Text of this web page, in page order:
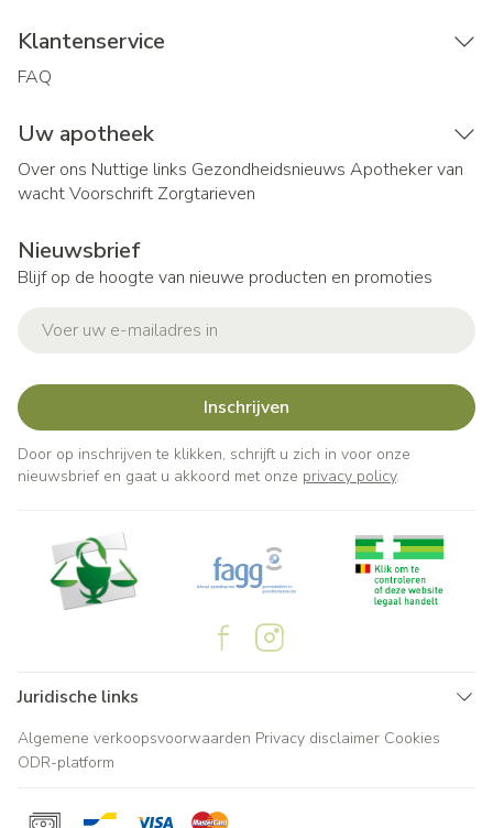
Klantenservice
FAQ
Uw apotheek
Over ons Nuttige links Gezondheidsnieuws Apotheker van
wachtVoorschrift Zorgtarieven
Nieuwsbrief
Blijf op de hoogte van nieuwe producten en promoties
Inschrijven
Door op inschrijven te klikken, schrijft u zich in voor onze
nieuwsbrief en gaat u akkoord met onze privacy policy.
Juridische links
Algemene verkoopsvoorwaarden Privacy disclaimer Cookies
ODR-platform